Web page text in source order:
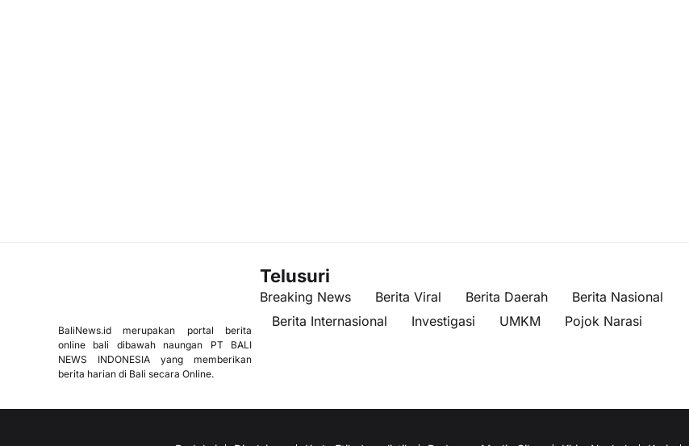
BaliNews.id merupakan portal berita
online bali dibawah naungan PT BALI
NEWS INDONESIA yang memberikan
berita harian di Bali secara Online.
Telusuri
Breaking News Berita Viral Berita Daerah
Berita Nasional
Berita Internasional
Investigasi UMKM Pojok Narasi